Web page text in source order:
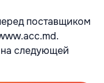
поставщиком
следующей